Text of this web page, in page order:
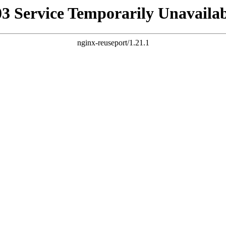
Service Temporarily
nginx-reuseport/1.21.1